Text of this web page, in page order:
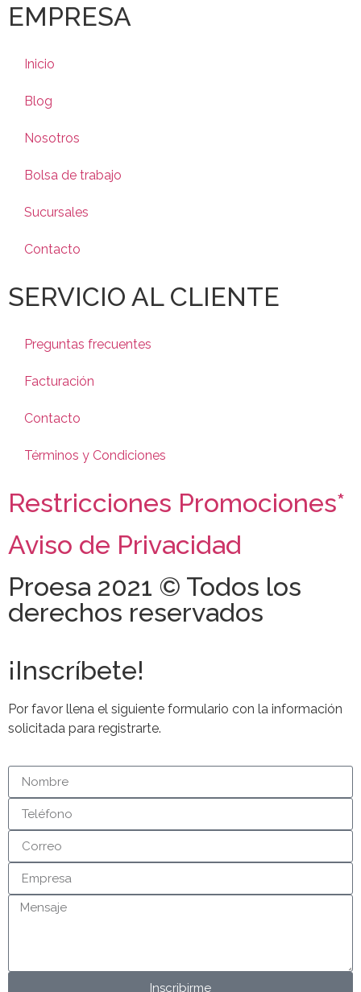
EMPRESA
Inicio
Blog
Nosotros
Bolsa de trabajo
Sucursales
Contacto
SERVICIO AL CLIENTE
Preguntas frecuentes
Facturación
Contacto
Términos y Condiciones
Restricciones Promociones*
Aviso de Privacidad
Proesa 2021 © Todos los
derechos reservados
¡Inscríbete!
Por favor llena el siguiente formulario con la información
solicitada para registrarte.
Inscribirme